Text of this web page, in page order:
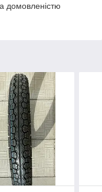
домовленістю